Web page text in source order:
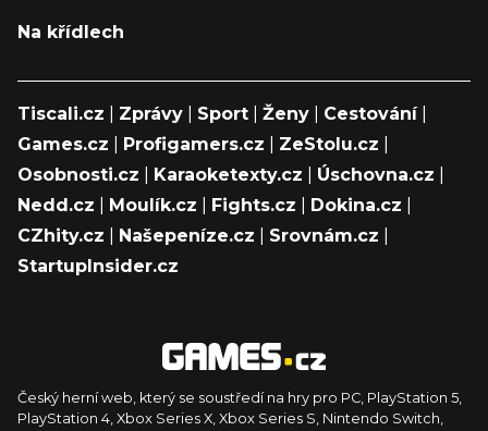
Na křídlech
Tiscali.cz Zprávy Sport Ženy Cestování|
Games.cz
Profigamers.cz ZeStolu.cz
Osobnosti.cz
Karaoketexty.cz Úschovna.cz
Nedd.cz
Moulík.cz Fights.cz Dokina.cz
CZhity.cz
Našepeníze.cz Srovnám.cz
StartupInsider.cz
Český herní web, který se soustředí na hry pro PC, PlayStation 5,
PlayStation 4, Xbox Series X, Xbox Series S, Nintendo Switch,